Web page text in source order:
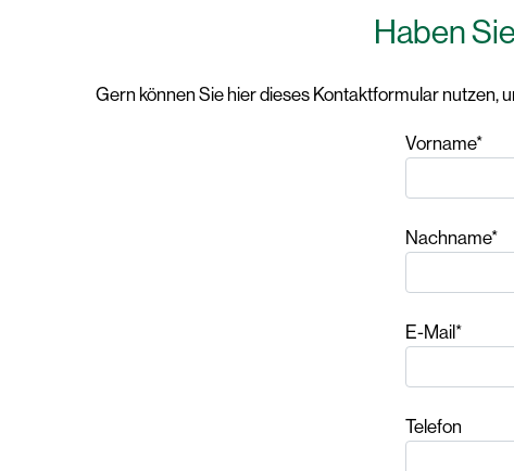
Haben
Gern können Sie hier dieses Kontaktformular
Vorname*
Nachname*
E-Mail*
Telefon